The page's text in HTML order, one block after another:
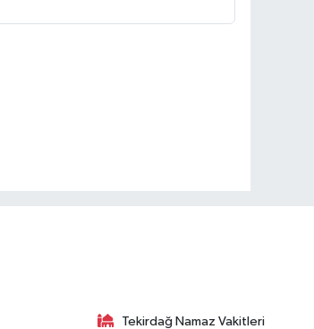
Tekirdağ Namaz Vakitleri